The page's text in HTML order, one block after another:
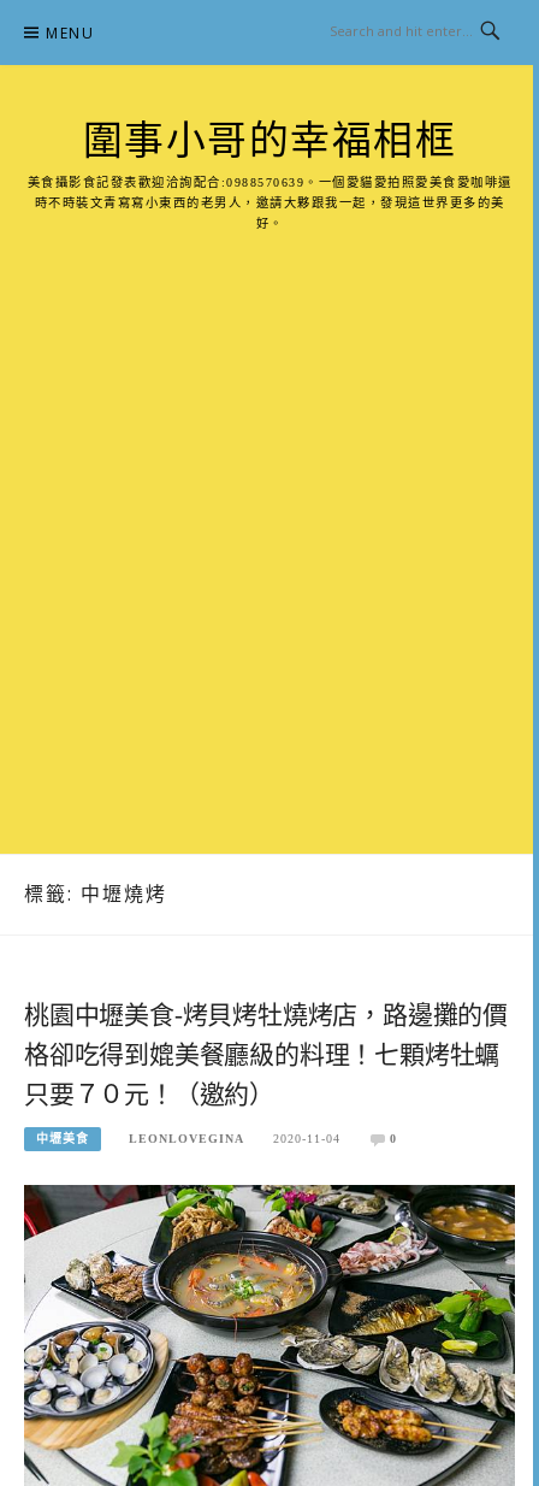
content
MENU
圍事小哥的幸福相框
美食攝影食記發表歡迎洽詢配合:0988570639。一個愛貓愛拍照愛美食愛咖啡還
時不時裝文青寫寫小東西的老男人，邀請大夥跟我一起，發現這世界更多的美
好。
標籤: 中壢燒烤
桃園中壢美食-烤貝烤牡燒烤店，路邊攤的價
格卻吃得到媲美餐廳級的料理！七顆烤牡蠣
只要７０元！（邀約）
中壢美食 LEONLOVEGINA 2020-11-04 0